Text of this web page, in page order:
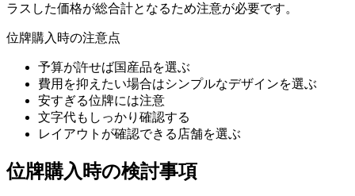
ラスした価格が総合計となるため注意が必要です。
位牌購入時の注意点
予算が許せば国産品を選ぶ
費用を抑えたい場合はシンプルなデザインを選ぶ
安すぎる位牌には注意
文字代もしっかり確認する
レイアウトが確認できる店舗を選ぶ
位牌購入時の検討事項